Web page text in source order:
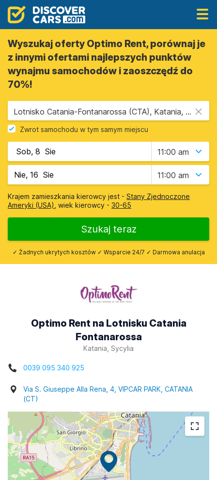
Wyszukaj oferty Optimo Rent, porównaj je
z innymi ofertami najlepszych punktów
wynajmu samochodów i zaoszczędź do
70%!
Lotnisko Catania-Fontanarossa (CTA), Katania, Sycylia
Zwrot samochodu w tym samym miejscu
11:00 am
11:00 am
Krajem zamieszkania kierowcy jest - Stany Zjednoczone
Ameryki (USA) , wiek kierowcy - 30-65
Szukaj teraz
✓ Żadnych ukrytych kosztów ✓ Wsparcie 24/7 ✓ Darmowa anulacja
Optimo Rent na Lotnisku Catania
Fontanarossa
Katania, Sycylia
0039 095 340 925
Via S. Giuseppe Alla Rena, 4, VIPCAR PARK, CATANIA
(CT)